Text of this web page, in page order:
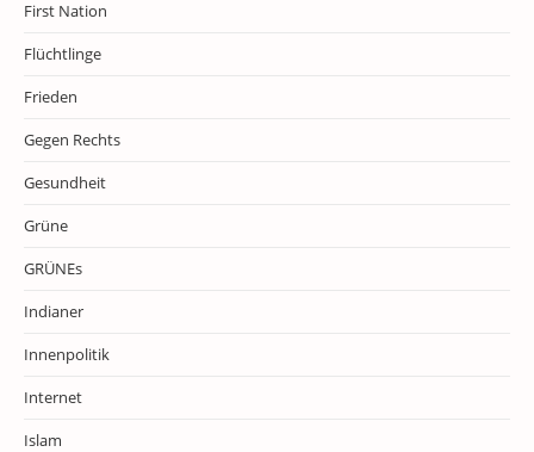
First Nation
Flüchtlinge
Frieden
Gegen Rechts
Gesundheit
Grüne
GRÜNEs
Indianer
Innenpolitik
Internet
Islam